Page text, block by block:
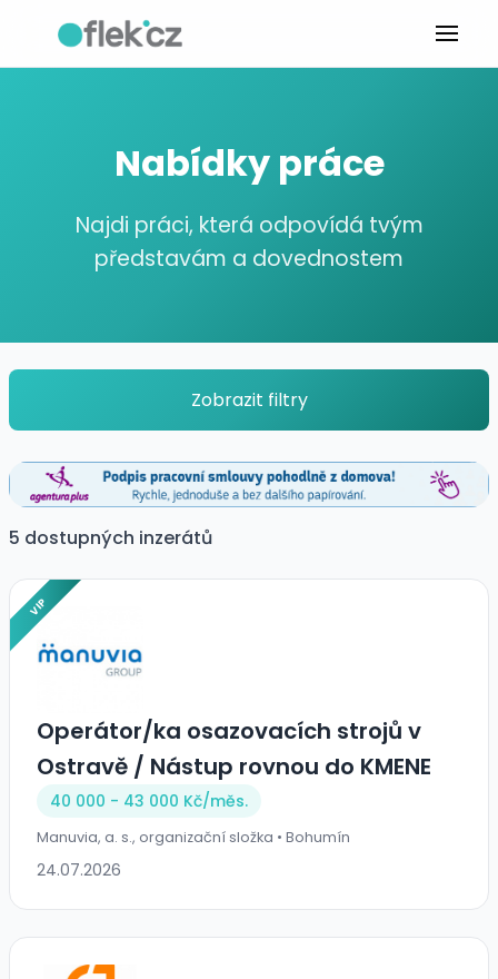
Nabídky práce
Najdi práci, která odpovídá tvým
představám a dovednostem
Zobrazit filtry
5 dostupných inzerátů
VIP
Operátor/ka osazovacích strojů v
Ostravě / Nástup rovnou do KMENE
40 000 - 43 000 Kč/měs.
Manuvia, a. s., organizační složka • Bohumín
24.07.2026